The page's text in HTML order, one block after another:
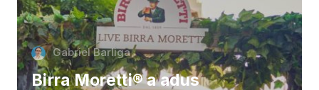
Gabriel Barliga
Birra Moretti® a adus